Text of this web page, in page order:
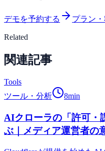
デモを予約する プラン
Related
関連記事
Tools
ツール・分析
8min
AIクローラの「許可・
ぶ｜メディア運営者の